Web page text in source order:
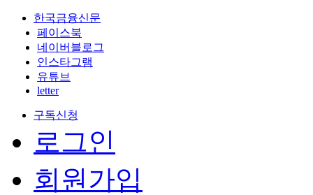
한국금융신문
페이스북
네이버블로그
인스타그램
유튜브
letter
구독신청
로그인
회원가입